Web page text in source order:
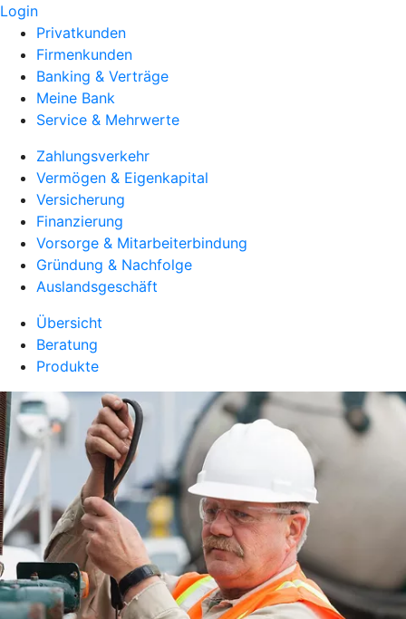
Login
Privatkunden
Firmenkunden
Banking & Verträge
Meine Bank
Service & Mehrwerte
Zahlungsverkehr
Vermögen & Eigenkapital
Versicherung
Finanzierung
Vorsorge & Mitarbeiterbindung
Gründung & Nachfolge
Auslandsgeschäft
Übersicht
Beratung
Produkte